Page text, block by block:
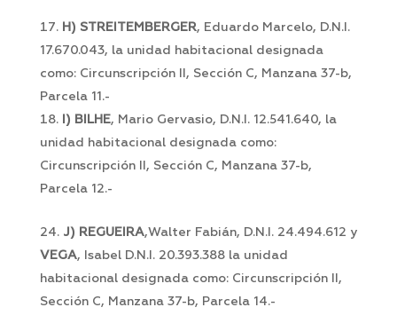
H) STREITEMBERGER, Eduardo Marcelo, D.N.I.
17.670.043, la unidad habitacional designada
como: Circunscripción II, Sección C, Manzana 37-b,
Parcela 11.-
I) BILHE, Mario Gervasio, D.N.I. 12.541.640, la
unidad habitacional designada como:
Circunscripción II, Sección C, Manzana 37-b,
Parcela 12.-
J) REGUEIRA,Walter Fabián, D.N.I. 24.494.612 y
VEGA, Isabel D.N.I. 20.393.388 la unidad
habitacional designada como: Circunscripción II,
Sección C, Manzana 37-b, Parcela 14.-